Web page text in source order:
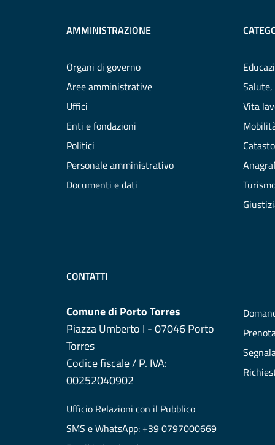
AMMINISTRAZIONE
Organi di governo
Aree amministrative
Uffici
Enti e fondazioni
Politici
Personale amministrativo
Documenti e dati
Salute,
Vita
CONTATTI
Comune di Porto Torres
Piazza Umberto I - 07046 Porto
Torres
Codice fiscale / P. IVA:
00252040902
Ufficio Relazioni con il Pubblico
SMS e WhatsApp: +39 0797000669